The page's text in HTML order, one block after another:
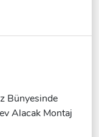
Tatil
• Mekanik
Personeli •
•
• Ocak
Bayramı’nda
Ödeme, •
Bünyesinde
Alacak Montaj
Montaj